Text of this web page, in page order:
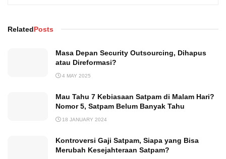
RelatedPosts
Masa Depan Security Outsourcing, Dihapus
atau Direformasi?
4 MAY 2025
Mau Tahu 7 Kebiasaan Satpam di Malam Hari?
Nomor 5, Satpam Belum Banyak Tahu
18 JANUARY 2024
Kontroversi Gaji Satpam, Siapa yang Bisa
Merubah Kesejahteraan Satpam?